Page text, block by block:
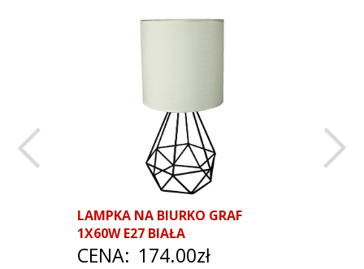
LAMPKA NA BIURKO GRAF
1X60W E27 BIAŁA
CENA: 174.00zł